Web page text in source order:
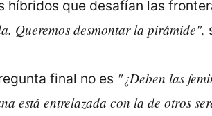
híbridos que desafían las
Queremos desmontar la pirámide",
final no es "¿Deben las
está entrelazada con la de otros